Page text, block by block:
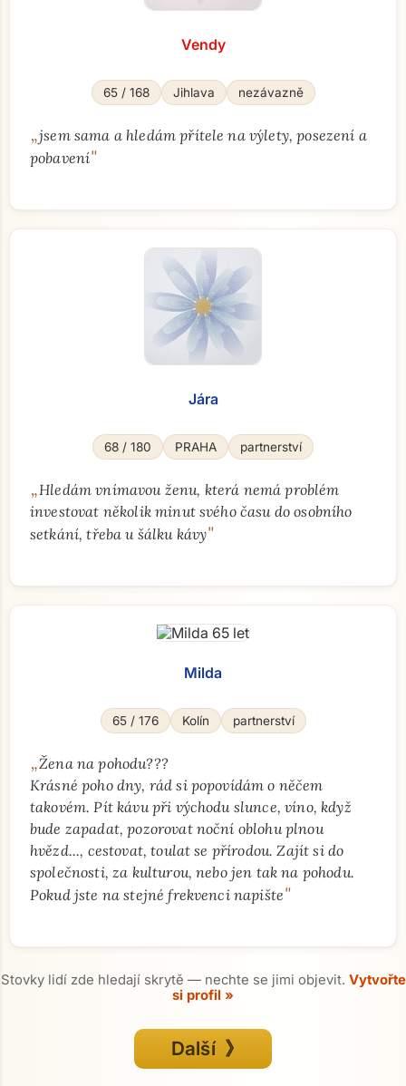
Vendy
65 / 168 Jihlava nezávazně
„jsem sama a hledám přítele na výlety, posezení a
pobavení"
Jára
68 / 180 PRAHA partnerství
„Hledám vnímavou ženu, která nemá problém
investovat několik minut svého času do osobního
setkání, třeba u šálku kávy"
Milda
65 / 176 Kolín partnerství
„Žena na pohodu???
Krásné poho dny, rád si popovídám o něčem
takovém. Pít kávu při východu slunce, víno, když
bude zapadat, pozorovat noční oblohu plnou
hvězd..., cestovat, toulat se přírodou. Zajít si do
společnosti, za kulturou, nebo jen tak na pohodu.
Pokud jste na stejné frekvenci napište"
Stovky lidí zde hledají skrytě — nechte se jimi objevit. Vytvořte
si profil »
Další 》